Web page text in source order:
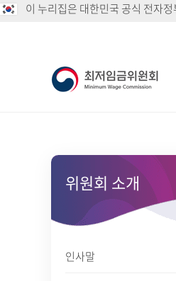
이 누리집은 대한민국 공식 전자
위원회 소개
인사말